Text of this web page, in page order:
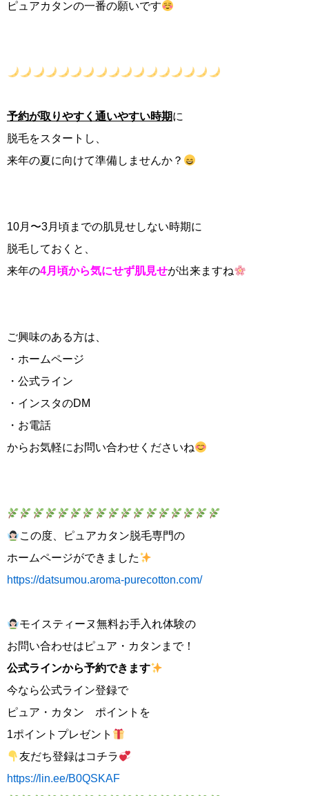
ピュアカタンの一番の願いです
予約が取りやすく通いやすい時期に
脱毛をスタートし、
来年の夏に向けて準備しませんか？
10月〜3月頃までの肌見せしない時期に
脱毛しておくと、
来年の4月頃から気にせず肌見せが出来ますね
ご興味のある方は、
・ホームページ
・公式ライン
・インスタのDM
・お電話
からお気軽にお問い合わせくださいね
この度、ピュアカタン脱毛専門の
ホームページができました
https://datsumou.aroma-purecotton.com/
モイスティーヌ無料お手入れ体験の
お問い合わせはピュア・カタンまで！
公式ラインから予約できます
今なら公式ライン登録で
ピュア・カタン ポイントを
1ポイントプレゼント
友だち登録はコチラ
https://lin.ee/B0QSKAF